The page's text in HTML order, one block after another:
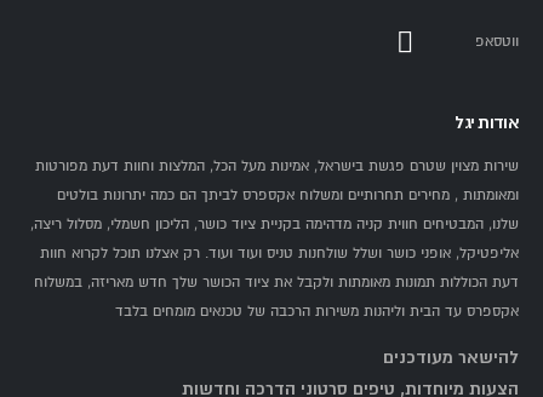
ווטסאפ
אודות יגל
שירות מצוין שטרם פגשת בישראל, אמינות מעל הכל, המלצות וחוות דעת מפורטות
ומאומתות , מחירים תחרותיים ומשלוח אקספרס לביתך הם כמה יתרונות בולטים
שלנו, המבטיחים חווית קניה מדהימה בקניית ציוד כושר, הליכון חשמלי, מסלול ריצה,
אליפטיקל, אופני כושר ושלל שולחנות טניס ועוד ועוד. רק אצלנו תוכל לקרוא חוות
דעת הכוללות תמונות מאומתות ולקבל את ציוד הכושר שלך חדש מאריזה, במשלוח
אקספרס עד הבית וליהנות משירות הרכבה של טכנאים מומחים בלבד
להישאר מעודכנים
הצעות מיוחדות, טיפים סרטוני הדרכה וחדשות